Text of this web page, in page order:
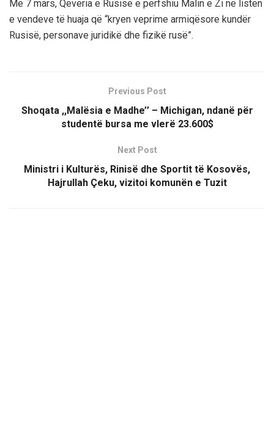
Më 7 mars, Qeveria e Rusisë e përfshiu Malin e Zi në listën
e vendeve të huaja që “kryen veprime armiqësore kundër
Rusisë, personave juridikë dhe fizikë rusë”.
Previous Post
Shoqata ,,Malësia e Madhe’’ – Michigan, ndanë për
studentë bursa me vlerë 23.600$
Next Post
Ministri i Kulturës, Rinisë dhe Sportit të Kosovës,
Hajrullah Çeku, vizitoi komunën e Tuzit